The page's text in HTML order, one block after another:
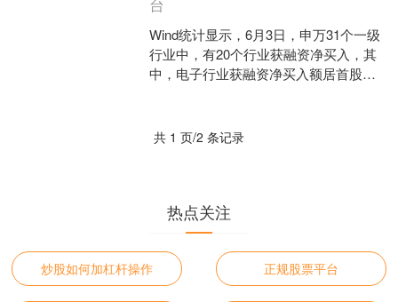
台
Wind统计显示，6月3日，申万31个一级
行业中，有20个行业获融资净买入，其
中，电子行业获融资净买入额居首股票
共 1 页/2 条记录
热点关注
炒股如何加杠杆操作 正规股票平台